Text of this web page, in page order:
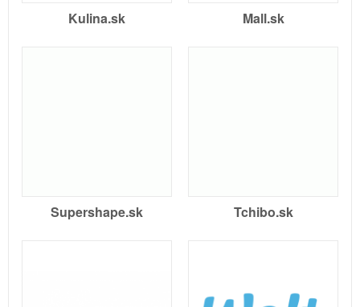
Kulina.sk Mall.sk
Supershape.sk Tchibo.sk